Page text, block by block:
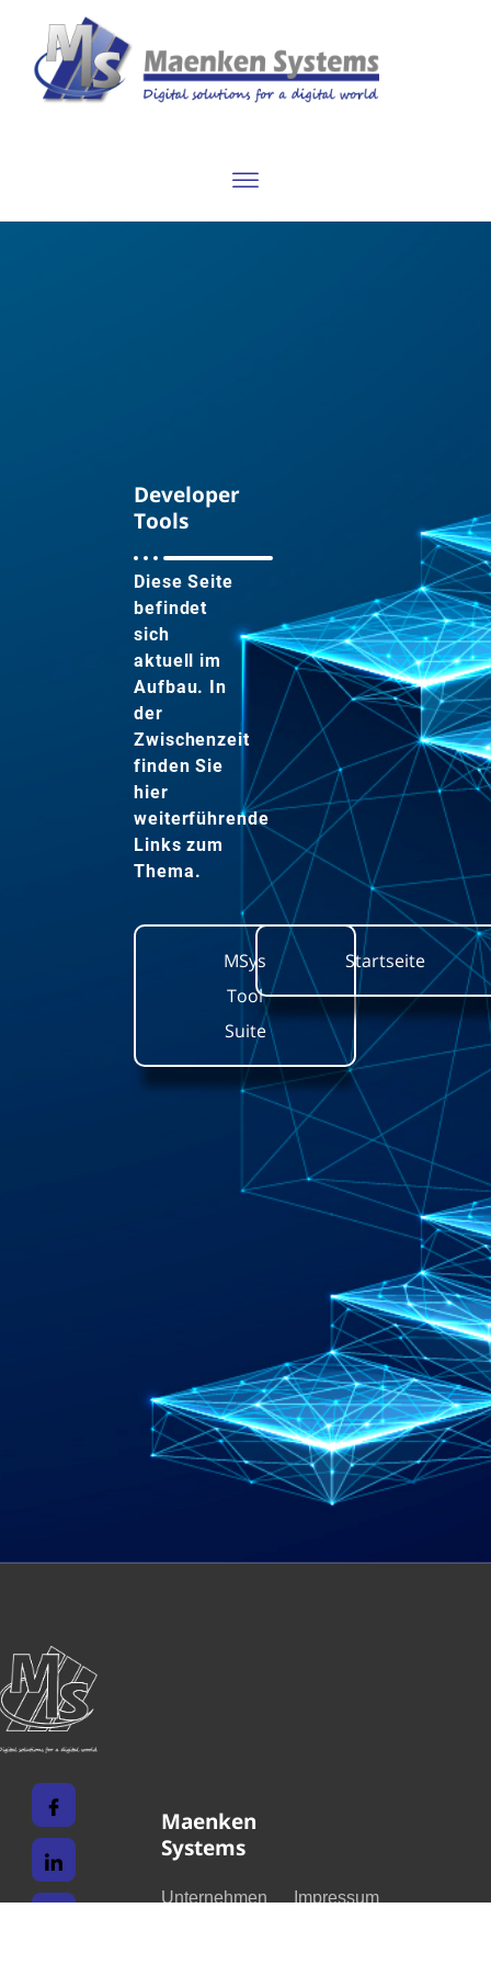
Developer
Tools
Diese Seite
befindet
sich
aktuell im
Aufbau. In
der
Zwischenzeit
finden Sie
hier
weiterführende
Links zum
Thema.
MSys
Tool
Suite
Startseite
Maenken
Systems
Unternehmen Impressum